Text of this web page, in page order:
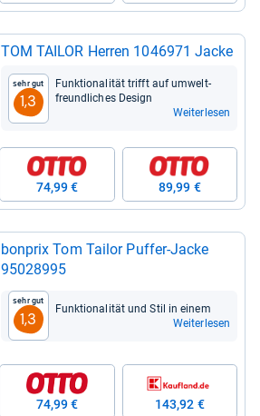
TOM TAI­LOR Her­ren 1046971 Jacke
Sehr gut
1,3
Funk­tio­na­li­tät trifft auf umwelt­
freund­li­ches Design
Weiterlesen
74,99 € 89,99 €
bon­prix Tom Tai­lor Puf­fer-​Jacke
95028995
Sehr gut
1,3
Funk­tio­na­li­tät und Stil in einem
Weiterlesen
74,99 € 143,92 €